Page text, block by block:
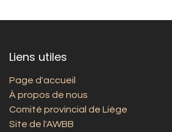
Liens utiles
Page d'accueil
À propos de nous
Comité provincial de Liège
Site de l'AWBB